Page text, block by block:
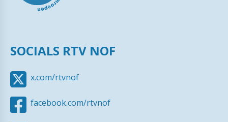
SOCIALS RTV NOF
x.com/rtvnof
facebook.com/rtvnof